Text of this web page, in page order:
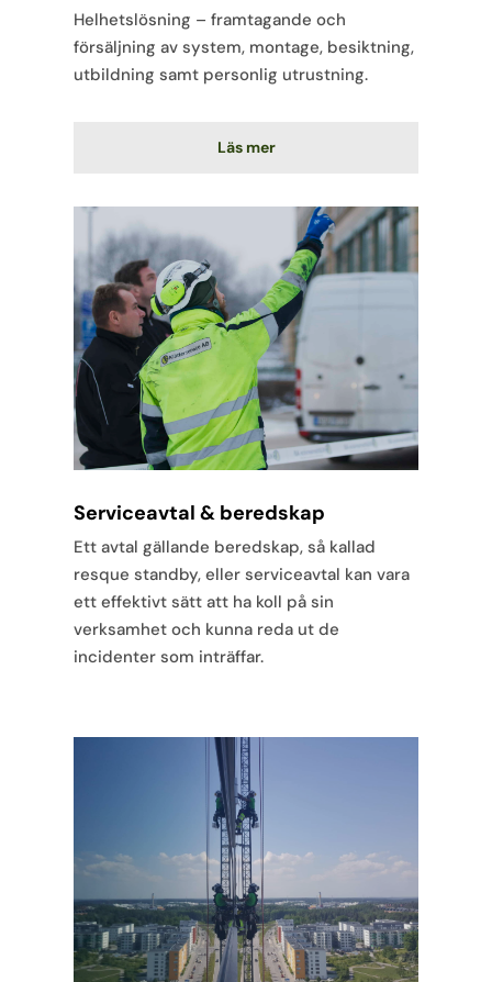
Helhetslösning – framtagande och
försäljning av system, montage, besiktning,
utbildning samt personlig utrustning.
Läs mer
Serviceavtal & beredskap
Ett avtal gällande beredskap, så kallad
resque standby, eller serviceavtal kan vara
ett effektivt sätt att ha koll på sin
verksamhet och kunna reda ut de
incidenter som inträffar.